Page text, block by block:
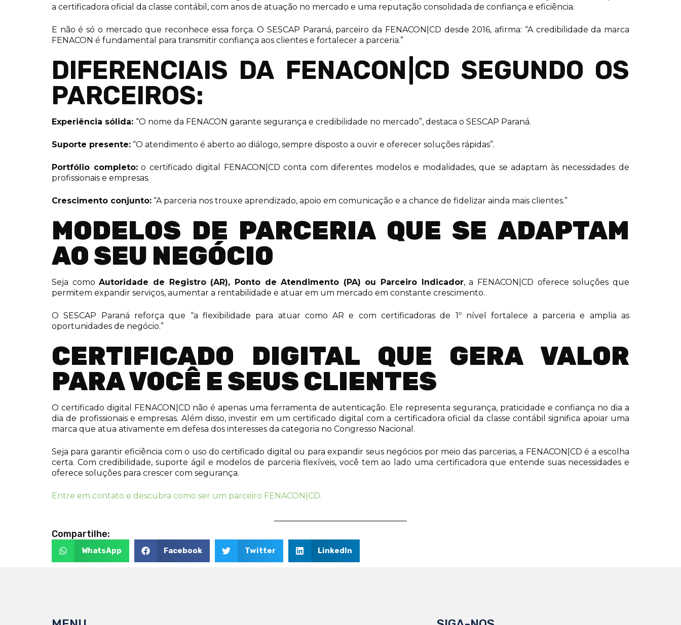
a certificadora oficial da classe contábil, com anos de atuação no mercado e uma reputação consolidada de confiança e eficiência.
E não é só o mercado que reconhece essa força. O SESCAP Paraná, parceiro da FENACON|CD desde 2016, afirma: “A credibilidade da marca
FENACON é fundamental para transmitir confiança aos clientes e fortalecer a parceria.”
DIFERENCIAIS DA FENACON|CD SEGUNDO OS
PARCEIROS:
Experiência sólida: “O nome da FENACON garante segurança e credibilidade no mercado”, destaca o SESCAP Paraná.
Suporte presente: “O atendimento é aberto ao diálogo, sempre disposto a ouvir e oferecer soluções rápidas”.
Portfólio completo:o certificado digital FENACON|CD conta com diferentes modelos e modalidades, que se adaptam às necessidades de
profissionais e empresas.
Crescimento conjunto: “A parceria nos trouxe aprendizado, apoio em comunicação e a chance de fidelizar ainda mais clientes.”
MODELOS DE PARCERIA QUE SE ADAPTAM
AO SEU NEGÓCIO
Seja comoAutoridade de Registro (AR), Ponto de Atendimento (PA) ou Parceiro Indicador, a FENACON|CD oferece soluções que
permitem expandir serviços, aumentar a rentabilidade e atuar em um mercado em constante crescimento.
O SESCAP Paraná reforça que “a flexibilidade para atuar como AR e com certificadoras de 1º nível fortalece a parceria e amplia as
oportunidades de negócio.”
CERTIFICADO DIGITAL QUE GERA VALOR
PARA VOCÊ E SEUS CLIENTES
O certificado digital FENACON|CD não é apenas uma ferramenta de autenticação. Ele representa segurança, praticidade e confiança no dia a
dia de profissionais e empresas. Além disso, investir em um certificado digital com a certificadora oficial da classe contábil significa apoiar uma
marca que atua ativamente em defesa dos interesses da categoria no Congresso Nacional.
Seja para garantir eficiência com o uso do certificado digital ou para expandir seus negócios por meio das parcerias, a FENACON|CD é a escolha
certa. Com credibilidade, suporte ágil e modelos de parceria flexíveis, você tem ao lado uma certificadora que entende suas necessidades e
oferece soluções para crescer com segurança.
Entre em contato e descubra como ser um parceiro FENACON|CD.
Compartilhe:
WhatsApp Facebook Twitter LinkedIn